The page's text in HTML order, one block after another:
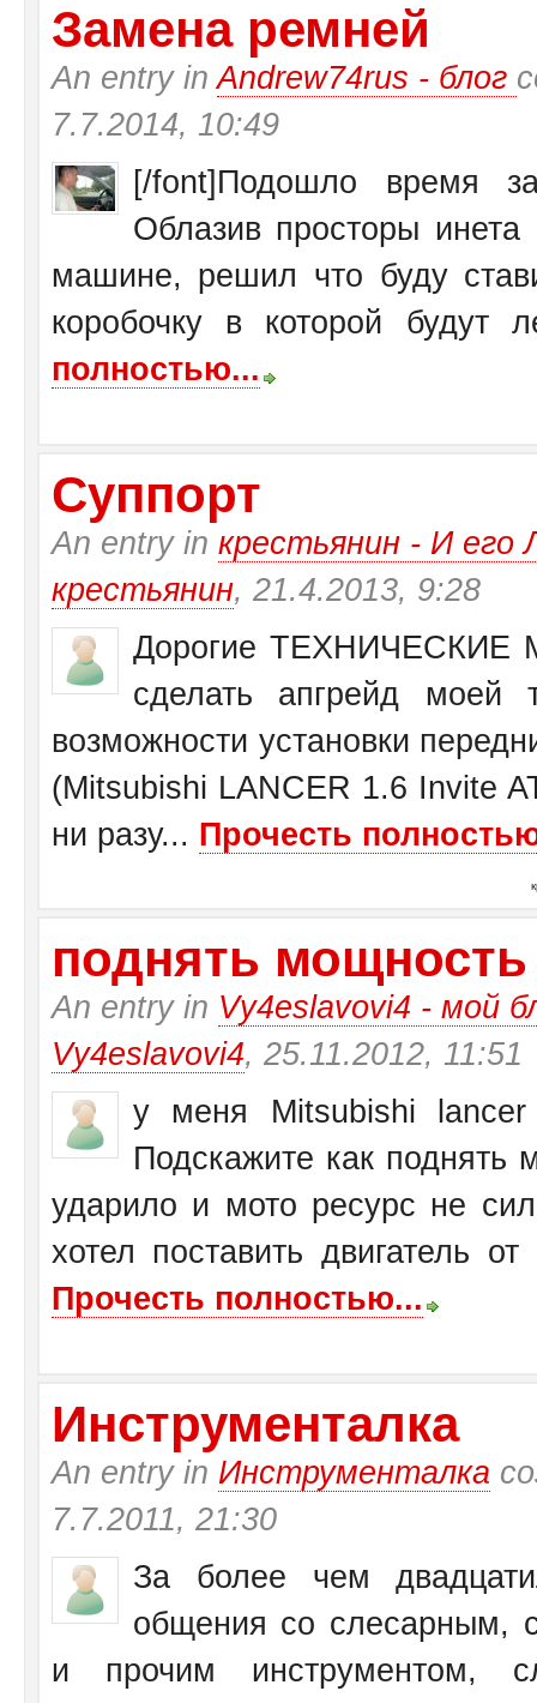
Замена ремней
An entry inAndrew74rus - блог
7.7.2014, 10:49
[/font]Подошло время
Облазив просторы
машине, решил что буду
коробочку в которой будут
полностью...
Суппорт
An entry in крестьянин - И
крестьянин, 21.4.2013, 9:28
Дорогие ТЕХНИЧЕСКИЕ
сделать апгрейд моей
возможности установки
(Mitsubishi LANCER 1.6 Invite
ни разу... Прочесть
поднять
An entry in Vy4eslavovi4 - мой
Vy4eslavovi4, 25.11.2012, 11:51
у меня Mitsubishi
Подскажите как поднять
ударило и мото ресурс не
хотел поставить двигатель
Прочесть полностью...
Инструменталка
An entry in Инструменталка
7.7.2011, 21:30
За более чем
общения со слесарным,
и прочим инструментом,